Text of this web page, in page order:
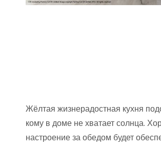
Жёлтая жизнерадостная кухня
кому в доме не хватает солнца.
настроение за обедом будет